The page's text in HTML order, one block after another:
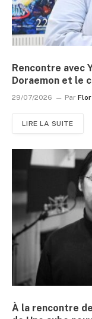
Rencontre avec
Doraemon et le
29/07/2026 Par
LIRE LA SUITE
À la rencontre